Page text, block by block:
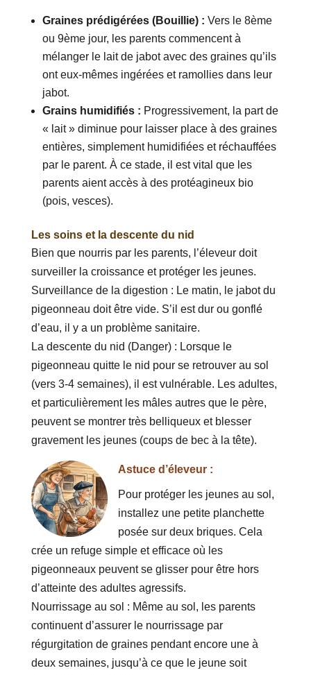
Graines prédigérées (Bouillie) : Vers le 8ème
ou 9ème jour, les parents commencent à
mélanger le lait de jabot avec des graines qu’ils
ont eux-mêmes ingérées et ramollies dans leur
jabot.
Grains humidifiés : Progressivement, la part de
« lait » diminue pour laisser place à des graines
entières, simplement humidifiées et réchauffées
par le parent. À ce stade, il est vital que les
parents aient accès à des protéagineux bio
(pois, vesces).
Les soins et la descente du nid
Bien que nourris par les parents, l’éleveur doit
surveiller la croissance et protéger les jeunes.
Surveillance de la digestion : Le matin, le jabot du
pigeonneau doit être vide. S’il est dur ou gonflé
d’eau, il y a un problème sanitaire.
La descente du nid (Danger) : Lorsque le
pigeonneau quitte le nid pour se retrouver au sol
(vers 3-4 semaines), il est vulnérable. Les adultes,
et particulièrement les mâles autres que le père,
peuvent se montrer très belliqueux et blesser
gravement les jeunes (coups de bec à la tête).
Astuce d’éleveur :
Pour protéger les jeunes au sol,
installez une petite planchette
posée sur deux briques. Cela
crée un refuge simple et efficace où les
pigeonneaux peuvent se glisser pour être hors
d’atteinte des adultes agressifs.
Nourrissage au sol : Même au sol, les parents
continuent d’assurer le nourrissage par
régurgitation de graines pendant encore une à
deux semaines, jusqu’à ce que le jeune soit